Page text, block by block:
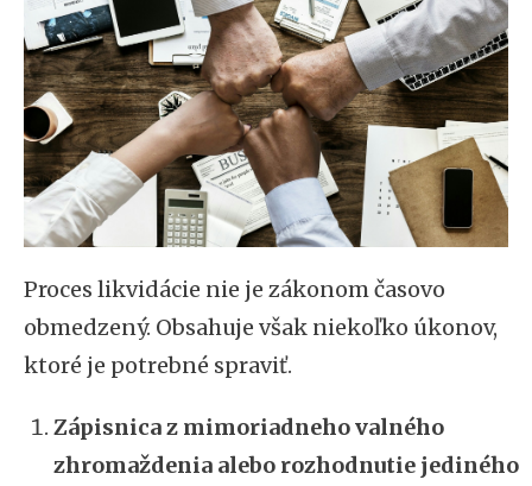
Proces likvidácie nie je zákonom časovo
obmedzený. Obsahuje však niekoľko úkonov,
ktoré je potrebné spraviť.
Zápisnica z mimoriadneho valného
zhromaždenia alebo rozhodnutie jediného